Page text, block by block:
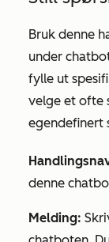
Bruk denne
under
fylle ut
velge et ofte
egendefinert
denne
Melding: